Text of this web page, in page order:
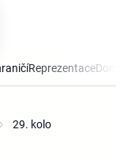
Reprezentace
29. kolo